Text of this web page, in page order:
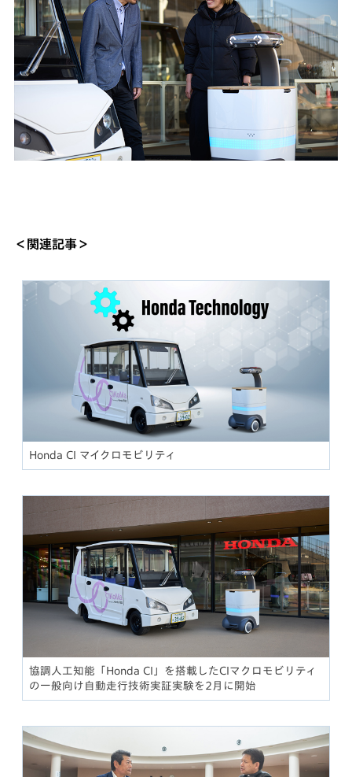
＜関連記事＞
Honda CI マイクロモビリティ
協調人工知能「Honda CI」を搭載したCIマクロモビリティ
の一般向け自動走行技術実証実験を2月に開始